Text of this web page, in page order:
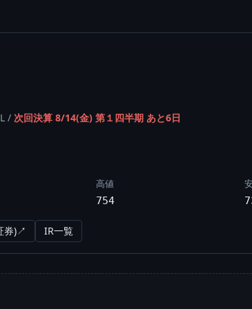
/ 次回決算 8/14(金) 第１四半期 あと6日
高値
754
券)↗ IR一覧